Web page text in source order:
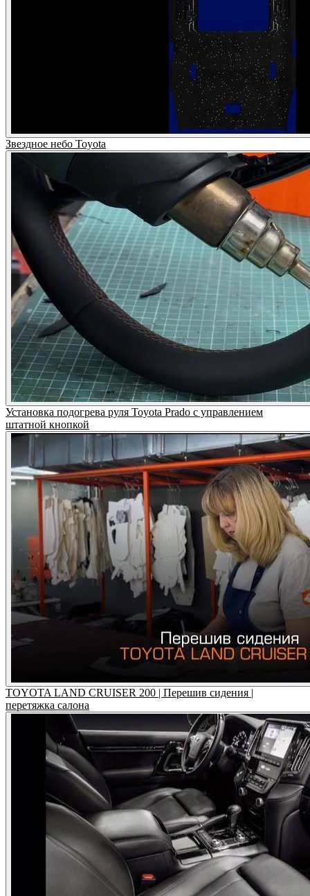
Звездное небо Toyota
Установка подогрева руля Toyota Prado с управлением
штатной кнопкой
TOYOTA LAND CRUISER 200 | Перешив сидения |
перетяжка салона